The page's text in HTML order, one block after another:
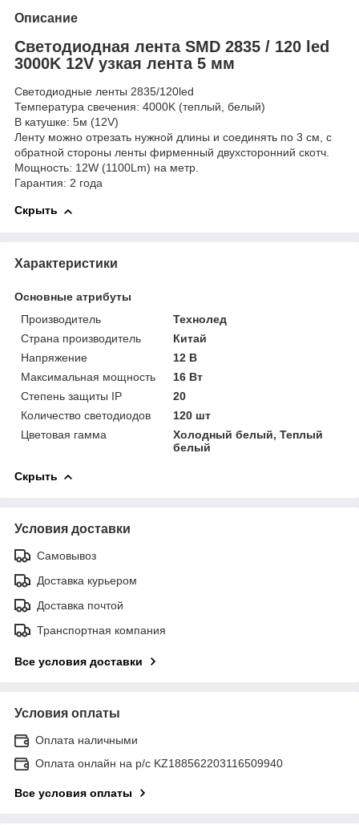
Описание
Светодиодная лента SMD 2835 / 120 led
3000K 12V узкая лента 5 мм
Светодиодные ленты 2835/120led
Температура свечения: 4000K (теплый, белый)
В катушке: 5м (12V)
Ленту можно отрезать нужной длины и соединять по 3 см, с
обратной стороны ленты фирменный двухсторонний скотч.
Мощность: 12W (1100Lm) на метр.
Гарантия: 2 года
Скрыть
Характеристики
Основные атрибуты
Производитель
Технолед
Страна производитель
Китай
Напряжение
12 В
Максимальная мощность
16 Вт
Степень защиты IP
20
Количество светодиодов
120 шт
Цветовая гамма
Холодный белый, Теплый
белый
Скрыть
Условия доставки
Самовывоз
Доставка курьером
Доставка почтой
Транспортная компания
Все условия доставки
Условия оплаты
Оплата наличными
Оплата онлайн на р/с KZ188562203116509940
Все условия оплаты